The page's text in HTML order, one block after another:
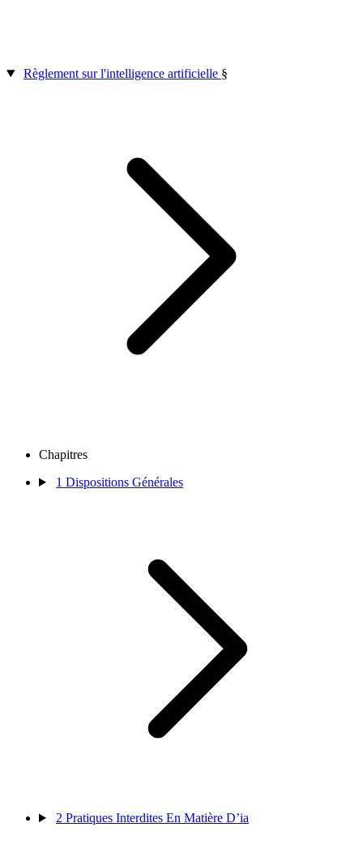
Règlement sur l'intelligence artificielle §
Chapitres
1 Dispositions Générales
2 Pratiques Interdites En Matière D’ia